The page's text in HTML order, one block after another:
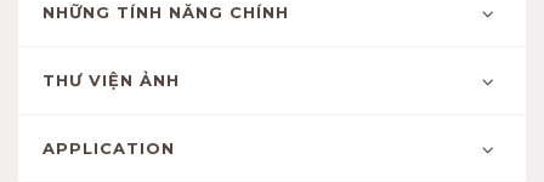
NHỮNG TÍNH NĂNG CHÍNH
THƯ VIỆN ẢNH
APPLICATION